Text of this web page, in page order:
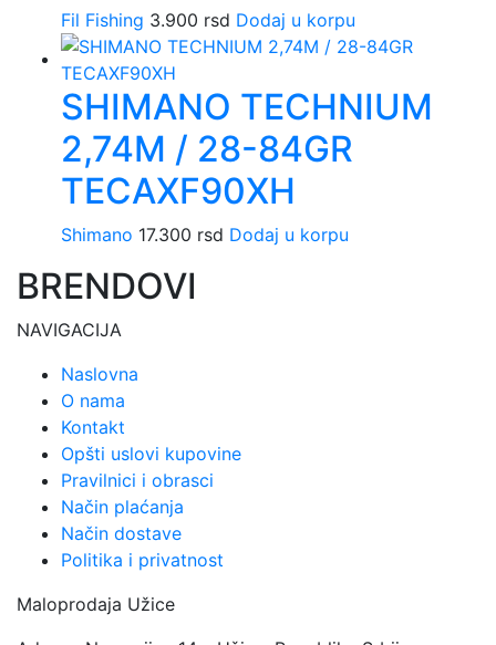
Fil Fishing 3.900 rsd Dodaj u korpu
SHIMANO TECHNIUM
2,74M / 28-84GR
TECAXF90XH
Shimano 17.300 rsd Dodaj u korpu
BRENDOVI
NAVIGACIJA
Naslovna
O nama
Kontakt
Opšti uslovi kupovine
Pravilnici i obrasci
Način plaćanja
Način dostave
Politika i privatnost
Maloprodaja Užice